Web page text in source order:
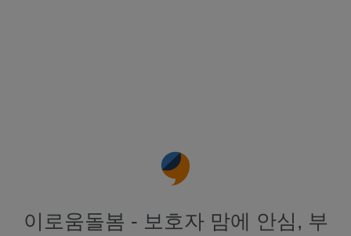
이로움돌봄 - 보호자 맘에 안심, 부